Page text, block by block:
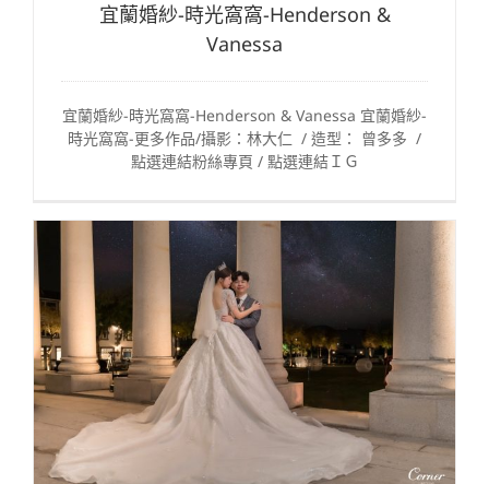
宜蘭婚紗-時光窩窩-Henderson &
Vanessa
宜蘭婚紗-時光窩窩-Henderson & Vanessa 宜蘭婚紗-
時光窩窩-更多作品/攝影：林大仁 / 造型： 曾多多 /
點選連結粉絲專頁 / 點選連結ＩＧ